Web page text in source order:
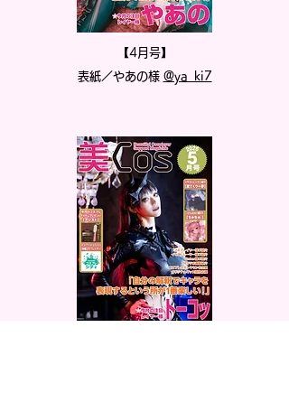
【4月号】
表紙／やあの様 @ya_ki7